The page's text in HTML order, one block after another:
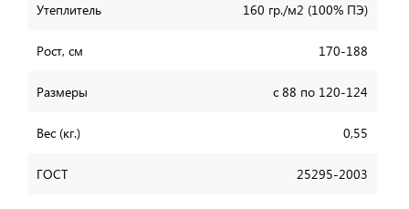
Утеплитель 160 гр./м2 (100% ПЭ)
Рост, см 170-188
Размеры с 88 по 120-124
Вес (кг.) 0,55
ГОСТ 25295-2003